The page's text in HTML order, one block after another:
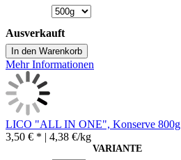
Ausverkauft
In den Warenkorb
Mehr Informationen
LICO "ALL IN ONE", Konserve 800g
3,50 € * | 4,38 €/kg
VARIANTE